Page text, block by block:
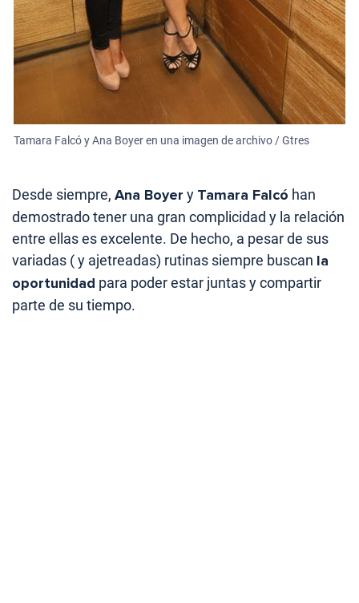
Tamara Falcó y Ana Boyer en una imagen de archivo / Gtres
Desde siempre, Ana Boyer y Tamara Falcó han
demostrado tener una gran complicidad y la relación
entre ellas es excelente. De hecho, a pesar de sus
variadas ( y ajetreadas) rutinas siempre buscan la
oportunidad para poder estar juntas y compartir
parte de su tiempo.